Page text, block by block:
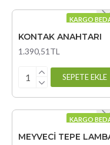
KARGO
KONTAK ANAHTARI
1.390,51TL
SEPETE EKLE
KARGO
MEYVECİ TEPE